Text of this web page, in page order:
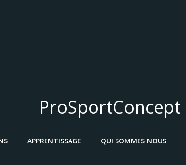
ProSportConcept
APPRENTISSAGE QUI SOMMES NOUS